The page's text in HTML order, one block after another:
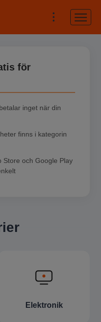
för
inget när din
finns i kategorin
Store och Google Play
Elektronik